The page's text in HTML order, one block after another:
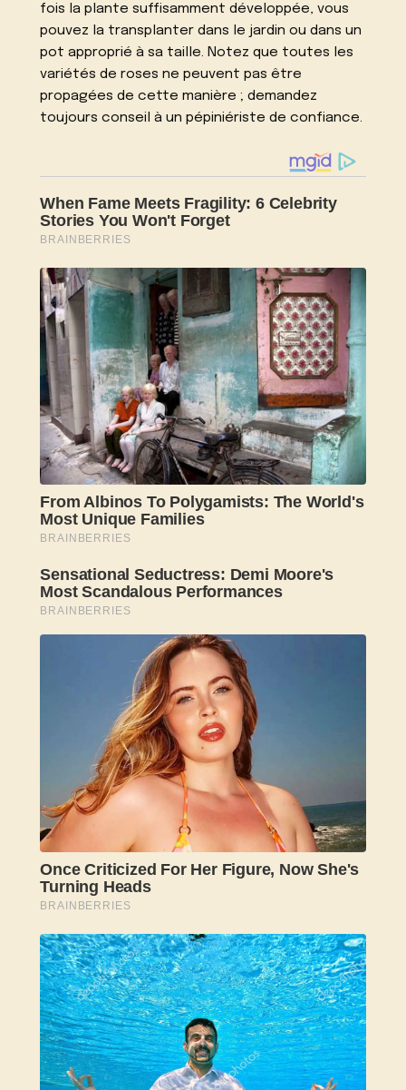
fois la plante suffisamment développée, vous
pouvez la transplanter dans le jardin ou dans un
pot approprié à sa taille. Notez que toutes les
variétés de roses ne peuvent pas être
propagées de cette manière ; demandez
toujours conseil à un pépiniériste de confiance.